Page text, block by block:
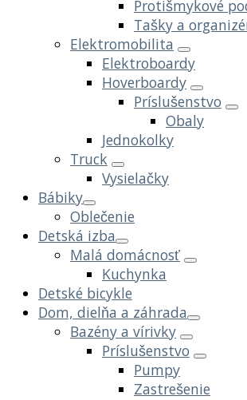
Protišmykové
Tašky a
Elektromobilita
Elektroboardy
Hoverboardy
Príslušenstvo
Obaly
Jednokolky
Truck
Vysielačky
Bábiky
Oblečenie
Detská izba
Malá domácnosť
Kuchynka
Detské bicykle
Dom, dielňa a záhrada
Bazény a vírivky
Príslušenstvo
Pumpy
Zastrešenie